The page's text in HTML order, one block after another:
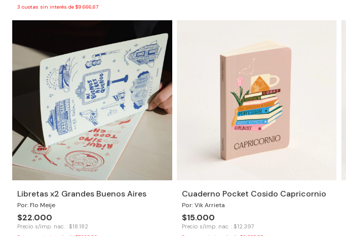
3 cuotas sin interés de $9.666,67
Libretas x2 Grandes Buenos Aires
Por: Flo Meije
$22.000
Precio s/imp. nac. : $18.182
Cuaderno Pocket Cosido Capricornio
Por: Vik Arrieta
$15.000
Precio s/imp. nac. : $12.397